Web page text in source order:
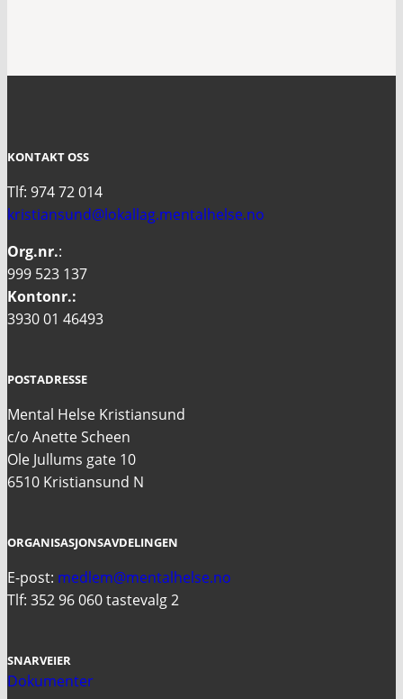
KONTAKT OSS
Tlf: 974 72 014
kristiansund@lokallag.mentalhelse.no
Org.nr.:
999 523 137
Kontonr.:
3930 01 46493
POSTADRESSE
Mental Helse Kristiansund
c/o Anette Scheen
Ole Jullums gate 10
6510 Kristiansund N
ORGANISASJONSAVDELINGEN
E-post: medlem@mentalhelse.no
Tlf: 352 96 060 tastevalg 2
SNARVEIER
Dokumenter